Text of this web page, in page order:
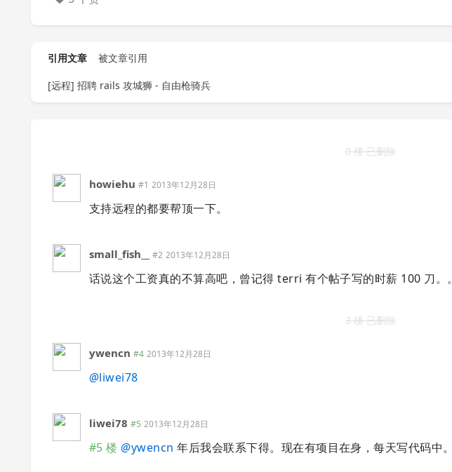
引用文章 被文章引用
[远程] 招聘 rails 攻城狮 - 自由枪骑兵
0 楼 已删除
howiehu #1 2013年12月28日
支持远程的都要帮顶一下。
small_fish__ #2 2013年12月28日
话说这个工资真的不算高吧，曾记得 terri 有个帖子写的时薪 100 刀。。
3 楼 已删除
ywencn #4 2013年12月28日
@liwei78
liwei78 #5 2013年12月28日
#5 楼 @ywencn 年后我会联系下得。现在有项目在身，每天写代码中。